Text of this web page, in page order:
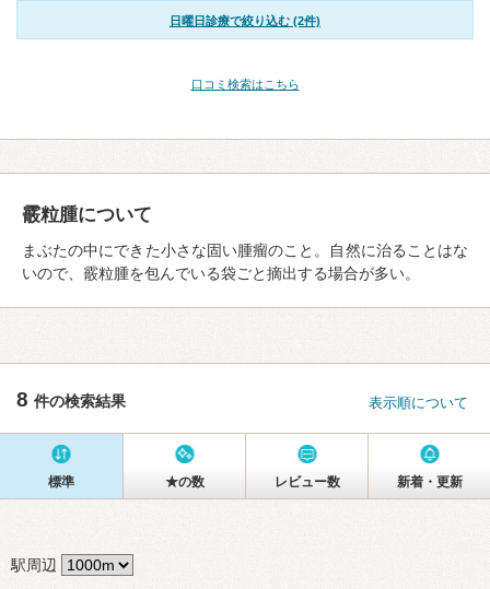
日曜日診療で絞り込む (2件)
口コミ検索はこちら
霰粒腫について
まぶたの中にできた小さな固い腫瘤のこと。自然に治ることはな
いので、霰粒腫を包んでいる袋ごと摘出する場合が多い。
8 件の検索結果 表示順について
標準 ★の数 レビュー数 新着・更新
駅周辺